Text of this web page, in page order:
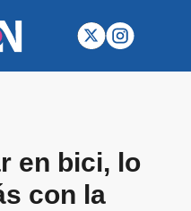
en bici, lo
con la